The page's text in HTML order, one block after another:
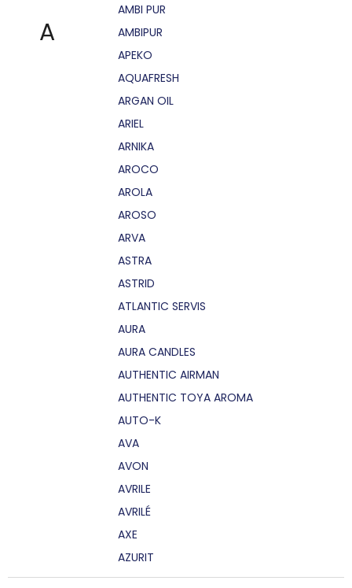
A
AMBI PUR
AMBIPUR
APEKO
AQUAFRESH
ARGAN OIL
ARIEL
ARNIKA
AROCO
AROLA
AROSO
ARVA
ASTRA
ASTRID
ATLANTIC SERVIS
AURA
AURA CANDLES
AUTHENTIC AIRMAN
AUTHENTIC TOYA AROMA
AUTO-K
AVA
AVON
AVRILE
AVRILÉ
AXE
AZURIT